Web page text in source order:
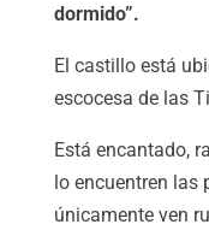
dormido”.
El castillo está
escocesa de las
Está encantado,
lo encuentren las
únicamente ven